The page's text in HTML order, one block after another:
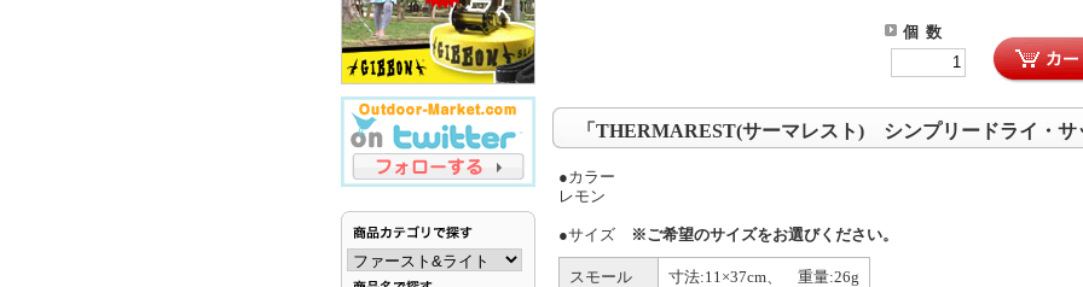
個 数
「THERMAREST(サーマレスト) シンプリードライ・サ
●カラー
レモン
●サイズ ※ご希望のサイズをお選びください。
スモール 寸法:11×37cm、 重量:26g